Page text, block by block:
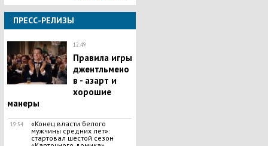
ПРЕСС-РЕЛИЗЫ
12:49
Правила игры
джентльмено
в - азарт и
хорошие
манеры
19:54
«Конец власти белого
мужчины средних лет»:
стартовал шестой сезон